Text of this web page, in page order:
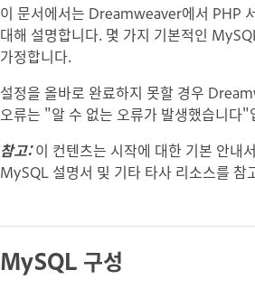
이 문서에서는 Dreamweaver에서 PHP
대해 설명합니다. 몇 가지 기본적인
가정합니다.
설정을 올바로 완료하지 못할 경우
오류는 "알 수 없는 오류가 발생했습니다"
참고:이 컨텐츠는 시작에 대한 기본 안내
MySQL 설명서 및 기타 타사 리소스를
MySQL 구성